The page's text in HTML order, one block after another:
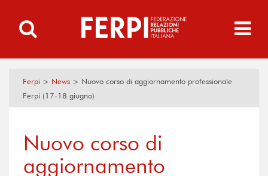
Ferpi > News > Nuovo corso di aggiornamento professionale
Ferpi (17-18 giugno)
Nuovo corso di
aggiornamento